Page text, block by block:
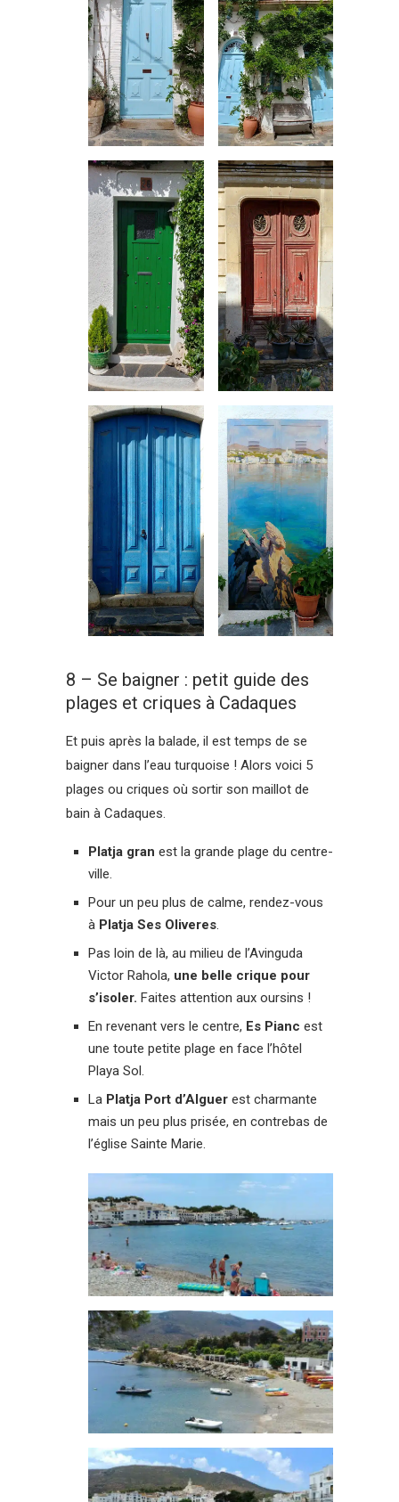
8 – Se baigner : petit guide des
plages et criques à Cadaques
Et puis après la balade, il est temps de se
baigner dans l’eau turquoise ! Alors voici 5
plages ou criques où sortir son maillot de
bain à Cadaques.
Platja gran est la grande plage du centre-
ville.
Pour un peu plus de calme, rendez-vous
à Platja Ses Oliveres.
Pas loin de là, au milieu de l’Avinguda
Victor Rahola, une belle crique pour
s’isoler. Faites attention aux oursins !
En revenant vers le centre, Es Pianc est
une toute petite plage en face l’hôtel
Playa Sol.
La Platja Port d’Alguer est charmante
mais un peu plus prisée, en contrebas de
l’église Sainte Marie.